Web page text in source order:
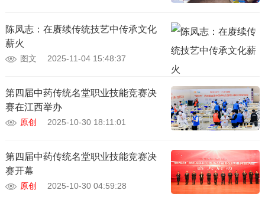
陈凤志：在赓续传统技艺中传承文化
薪火
图文 2025-11-04 15:48:37
第四届中药传统名堂职业技能竞赛决
赛在江西举办
原创 2025-10-30 18:11:01
第四届中药传统名堂职业技能竞赛决
赛开幕
原创 2025-10-30 04:59:28